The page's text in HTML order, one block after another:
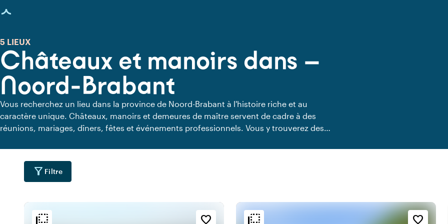
chargée
Châteaux et manoirs dans —
Noord-Brabant
5 LIEUX
Vous recherchez un lieu dans la province de Noord-Brabant à l'histoire riche et au
caractère unique. Châteaux, manoirs et demeures de maître servent de cadre à des
réunions, mariages, dîners, fêtes et événements professionnels. Vous y trouverez des
apportent atmosphère et caractère à chaque événement. Un cadre où histoire,
hospitalité et moments d'excep­tionnels se rencontrent.
filter_alt Filtre
flip_to_back favorite_border
Ambiance flip_to_back favorite_border
Ambiance
Accessibilité et emplacement Accessibilité et emplacement